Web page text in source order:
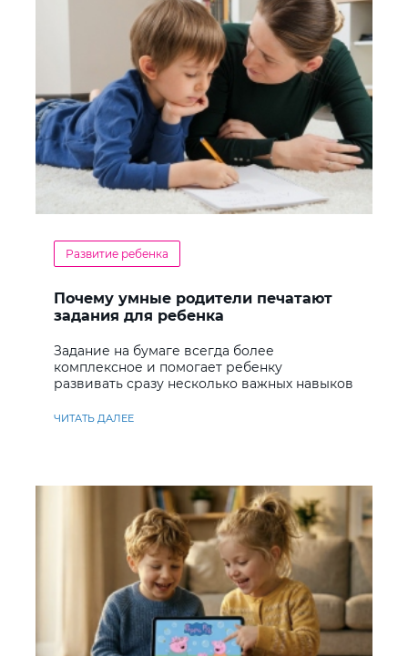
Развитие ребенка
Почему умные родители печатают
задания для ребенка
Задание на бумаге всегда более
комплексное и помогает ребенку
развивать сразу несколько важных навыков
ЧИТАТЬ ДАЛЕЕ